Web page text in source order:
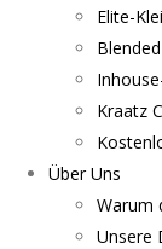
Elite-
Kraatz
Über Uns
Warum
Unsere